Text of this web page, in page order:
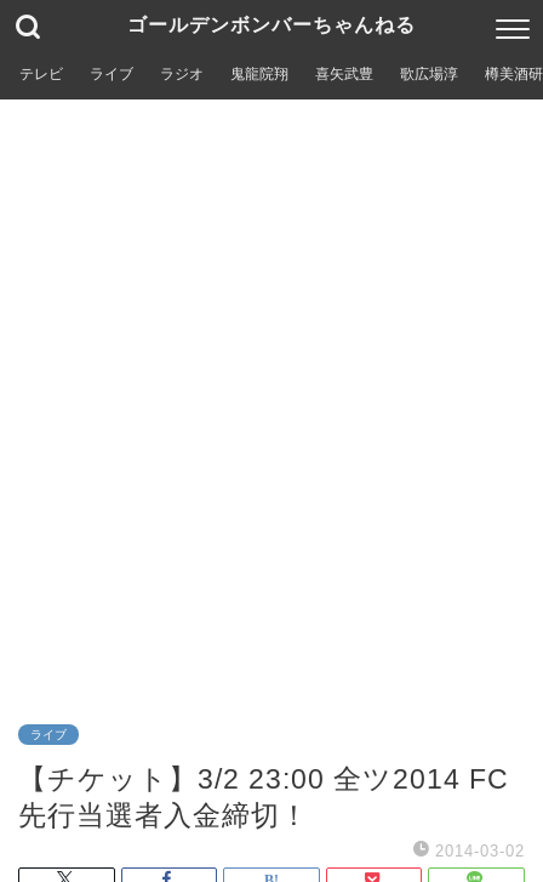
ゴールデンボンバーちゃんねる
テレビ ライブ ラジオ 鬼龍院翔 喜矢武豊 歌広場淳 樽美酒
ライブ
【チケット】3/2 23:00 全ツ2014 FC
先行当選者入金締切！
2014-03-02